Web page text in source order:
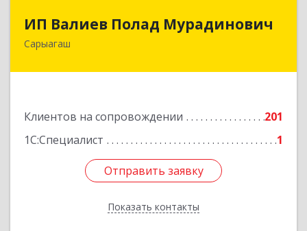
ИП Валиев Полад Мурадинович
Сарыагаш
Клиентов на сопровождении
201
1С:Специалист
1
Отправить заявку
Показать контакты
160900, Республика Казахстан, Туркестанская
Подробнее
Отправить заявку
Назад